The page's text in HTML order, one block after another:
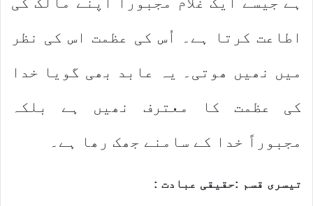
اطاعت کرتا ہے۔ اُس کی عظمت اس کی نظر
میں نھیں ھوتی۔ یہ عابد بھی گویا خدا
کی عظمت کا معترف نھیں ہے بلکہ
مجبوراً خدا کے سامنے جھک رھا ہے۔
تیسری قسم :حقیقی عبادت :